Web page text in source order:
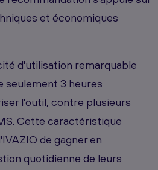
et économiques
d'utilisation remarquable
seulement 3 heures
l'outil, contre plusieurs
Cette caractéristique
de gagner en
quotidienne de leurs